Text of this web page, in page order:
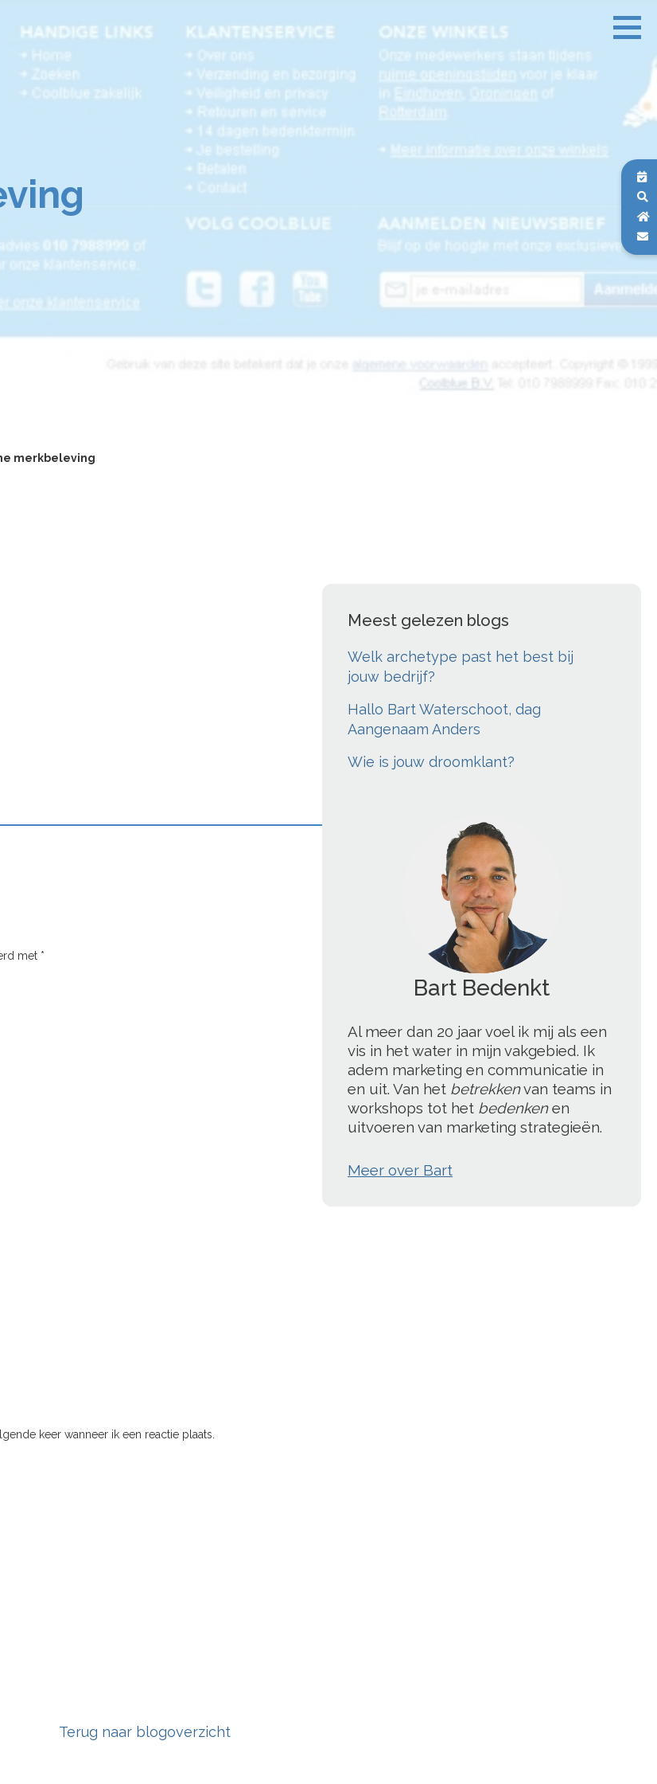
merkbeleving
Meest gelezen blogs
Welk archetype past het best bij
jouw bedrijf?
Hallo Bart Waterschoot, dag
Aangenaam Anders
Wie is jouw droomklant?
';
Al meer dan 20 jaar voel ik mij als een
vis in het water in mijn vakgebied. Ik
adem marketing en communicatie in
en uit. Van het betrekkenvan teams in
workshops tot het bedenkenen
uitvoeren van marketing strategieën.
Meer over Bart
met *
keer wanneer ik een reactie plaats.
Terug naar blogoverzicht